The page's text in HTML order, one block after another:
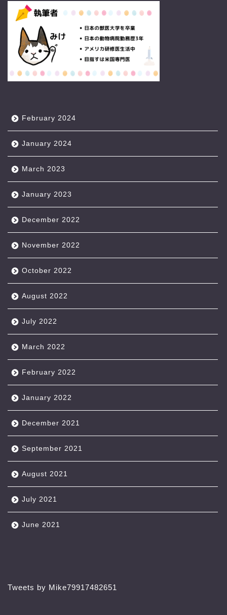
February 2024
January 2024
March 2023
January 2023
December 2022
November 2022
October 2022
August 2022
July 2022
March 2022
February 2022
January 2022
December 2021
September 2021
August 2021
July 2021
June 2021
Tweets by Mike79917482651